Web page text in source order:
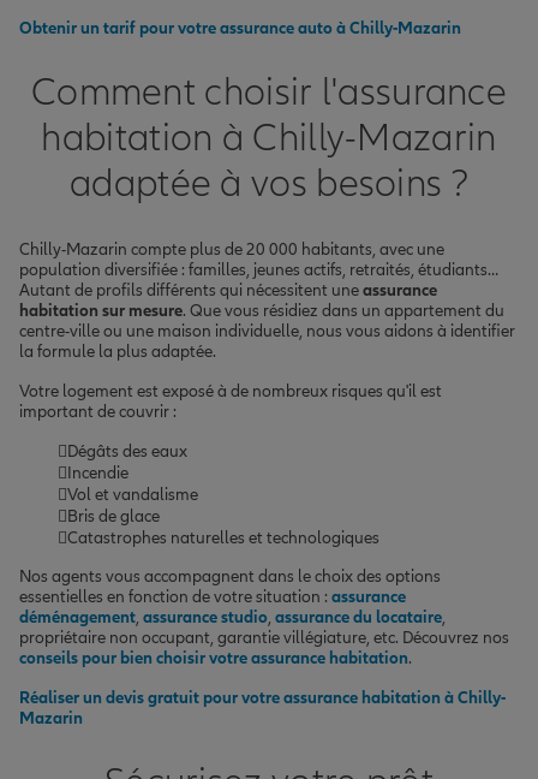
Obtenir un tarif pour votre assurance auto à Chilly-Mazarin
Comment choisir l'assurance
habitation à Chilly-Mazarin
adaptée à vos besoins ?
Chilly-Mazarin compte plus de 20 000 habitants, avec une
population diversifiée : familles, jeunes actifs, retraités, étudiants…
Autant de profils différents qui nécessitent uneassurance
habitation sur mesure. Que vous résidiez dans un appartement du
centre-ville ou une maison individuelle, nous vous aidons à identifier
la formule la plus adaptée.
Votre logement est exposé à de nombreux risques qu'il est
important de couvrir :
Dégâts des eaux
Incendie
Vol et vandalisme
Bris de glace
Catastrophes naturelles et technologiques
Nos agents vous accompagnent dans le choix des options
essentielles en fonction de votre situation : assurance
déménagement, assurance studio, assurance du locataire,
propriétaire non occupant, garantie villégiature, etc. Découvrez nos
conseils pour bien choisir votre assurance habitation.
Réaliser un devis gratuit pour votre assurance habitation à Chilly-
Mazarin